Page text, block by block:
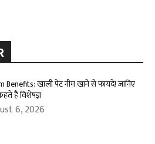
Benefits: खाली पेट नीम खाने से फायदे! जानिए
हैं विशेषज्ञ
6, 2026